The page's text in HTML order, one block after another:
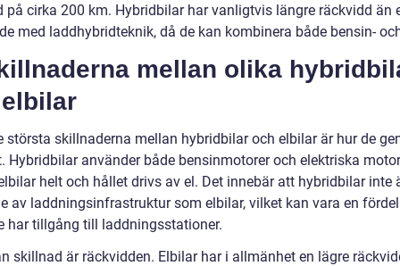
på cirka 200 km. Hybridbilar har vanligtvis längre räckvidd än
med laddhybridteknik, då de kan kombinera både bensin-
mellan olika
största skillnaderna mellan hybridbilar och elbilar är hur de
Hybridbilar använder både bensinmotorer och elektriska
helt och hållet drivs av el. Det innebär att hybridbilar inte
av laddningsinfrastruktur som elbilar, vilket kan vara en
har tillgång till laddningsstationer.
skillnad är räckvidden. Elbilar har i allmänhet en lägre